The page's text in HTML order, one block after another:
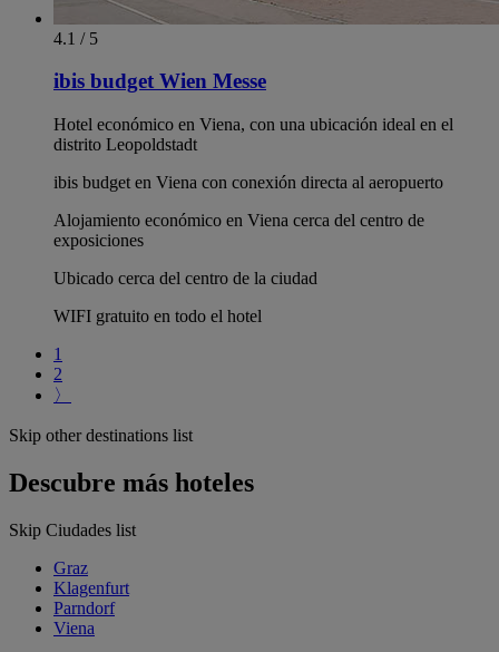
4.1 / 5
ibis budget Wien Messe
Hotel económico en Viena, con una ubicación ideal en el
distrito Leopoldstadt
ibis budget en Viena con conexión directa al aeropuerto
Alojamiento económico en Viena cerca del centro de
exposiciones
Ubicado cerca del centro de la ciudad
WIFI gratuito en todo el hotel
1
2
〉
Skip other destinations list
Descubre más hoteles
Skip Ciudades list
Graz
Klagenfurt
Parndorf
Viena